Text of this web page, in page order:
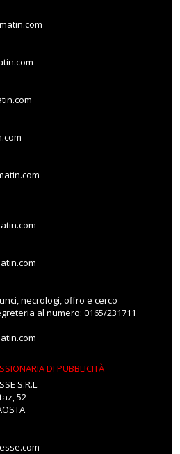
necrologi, offro e cerco
al numero: 0165/231711
DI PUBBLICITÀ
S.R.L.
52